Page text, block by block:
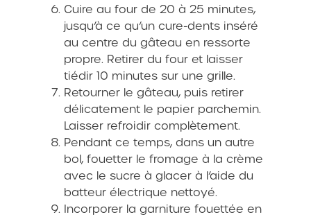
Cuire au four de 20 à 25 minutes,
jusqu’à ce qu’un cure-dents inséré
au centre du gâteau en ressorte
propre. Retirer du four et laisser
tiédir 10 minutes sur une grille.
Retourner le gâteau, puis retirer
délicatement le papier parchemin.
Laisser refroidir complètement.
Pendant ce temps, dans un autre
bol, fouetter le fromage à la crème
avec le sucre à glacer à l’aide du
batteur électrique nettoyé.
Incorporer la garniture fouettée en